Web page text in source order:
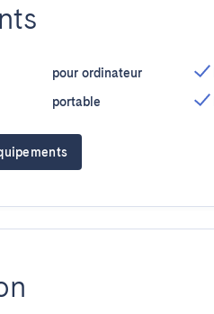
pour ordinateur
portable